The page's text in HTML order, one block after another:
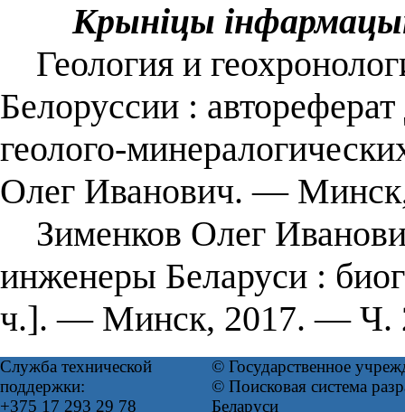
Крыніцы
Геология и
Белоруссии :
геолого-
Олег Иванович. —
Зименков Олег
инженеры Беларуси :
ч.]. — Минск, 2017. — Ч.
Служба технической
поддержки:
+375 17 293 29 78
© Государственное
© Поисковая система
Беларуси